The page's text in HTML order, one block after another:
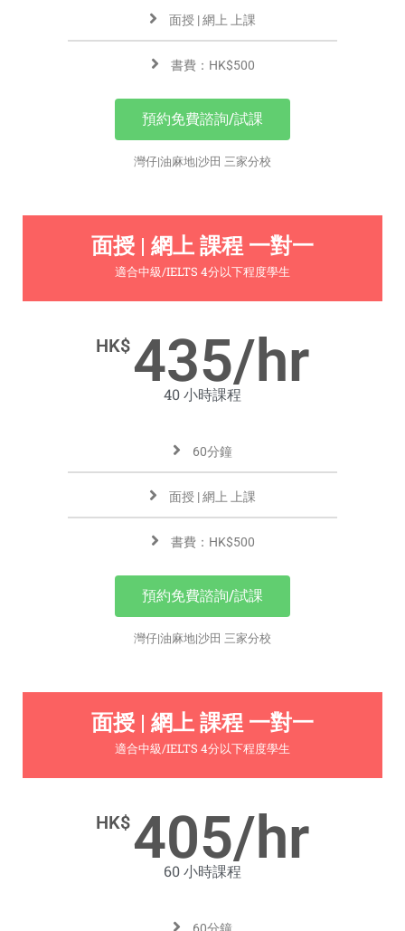
面授 | 網上 上課
書費：HK$500
預約免費諮詢/試課
灣仔|油麻地|沙田 三家分校
面授 | 網上 課程 一對一
適合中級/IELTS 4分以下程度學生
HK$435/hr
40 小時課程
60分鐘
面授 | 網上 上課
書費：HK$500
預約免費諮詢/試課
灣仔|油麻地|沙田 三家分校
面授 | 網上 課程 一對一
適合中級/IELTS 4分以下程度學生
HK$405/hr
60 小時課程